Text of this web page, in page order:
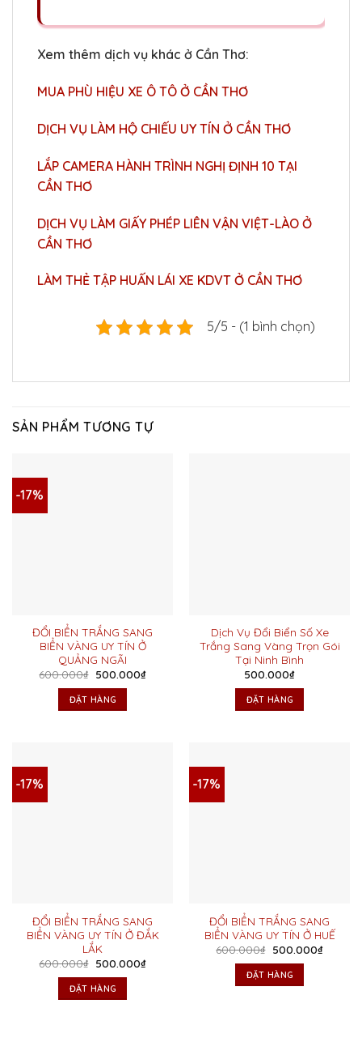
Xem thêm dịch vụ khác ở Cần Thơ:
MUA PHÙ HIỆU XE Ô TÔ Ở CẦN THƠ
DỊCH VỤ LÀM HỘ CHIẾU UY TÍN Ở CẦN THƠ
LẮP CAMERA HÀNH TRÌNH NGHỊ ĐỊNH 10 TẠI
CẦN THƠ
DỊCH VỤ LÀM GIẤY PHÉP LIÊN VẬN VIỆT-LÀO Ở
CẦN THƠ
LÀM THẺ TẬP HUẤN LÁI XE KDVT Ở CẦN THƠ
5/5 - (1 bình chọn)
SẢN PHẨM TƯƠNG TỰ
-17%
ĐỔI BIỂN TRẮNG SANG
BIỂN VÀNG UY TÍN Ở
QUẢNG NGÃI
600.000₫ Giá
là:
600.000₫.
500.000₫Giá
ĐẶT HÀNG
Dịch Vụ Đổi Biển Số Xe
Trắng Sang Vàng Trọn Gói
Tại Ninh Bình
500.000₫
ĐẶT HÀNG
-17%
ĐỔI BIỂN TRẮNG SANG
BIỂN VÀNG UY TÍN Ở ĐẮK
LẮK
600.000₫ Giá
là:
600.000₫.
500.000₫Giá
ĐẶT HÀNG
-17%
ĐỔI BIỂN TRẮNG SANG
BIỂN VÀNG UY TÍN Ở HUẾ
600.000₫ Giá
là:
600.000₫.
500.000₫Giá
ĐẶT HÀNG